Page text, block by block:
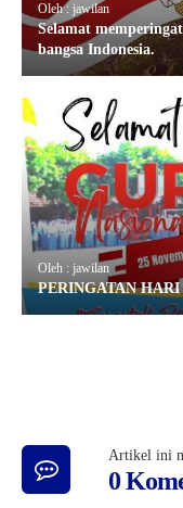
Oleh : jawilan
Selamat
bangsa Indonesia.
Oleh : jawilan
PERINGATAN HARI
Artikel ini
0